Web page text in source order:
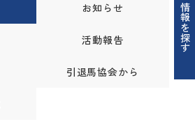
情報を探す
お知らせ
活動報告
引退馬協会から